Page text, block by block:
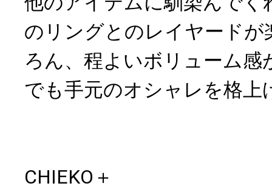
のリングとのレイヤードが
ろん、程よいボリューム感
でも手元のオシャレを格上
CHIEKO＋